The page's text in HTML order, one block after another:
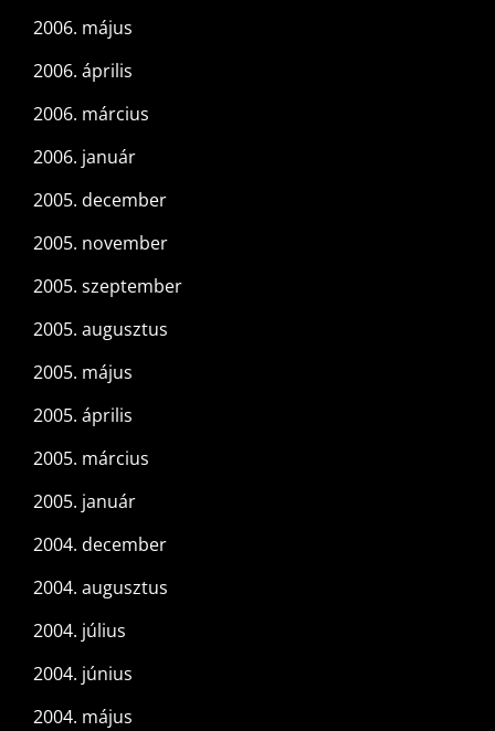
2006. május
2006. április
2006. március
2006. január
2005. december
2005. november
2005. szeptember
2005. augusztus
2005. május
2005. április
2005. március
2005. január
2004. december
2004. augusztus
2004. július
2004. június
2004. május